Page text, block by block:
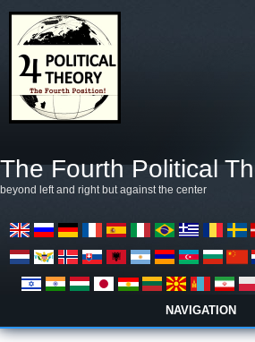
The Fourth Political
beyond left and right but against the center
NAVIGATION